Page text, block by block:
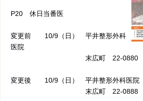
P20 休日当番医
変更前 10/9（日） 平井整形外科
医院
末広町 22-0880
変更後 10/9（日） 平井整形外科医院
末広町 22-0888